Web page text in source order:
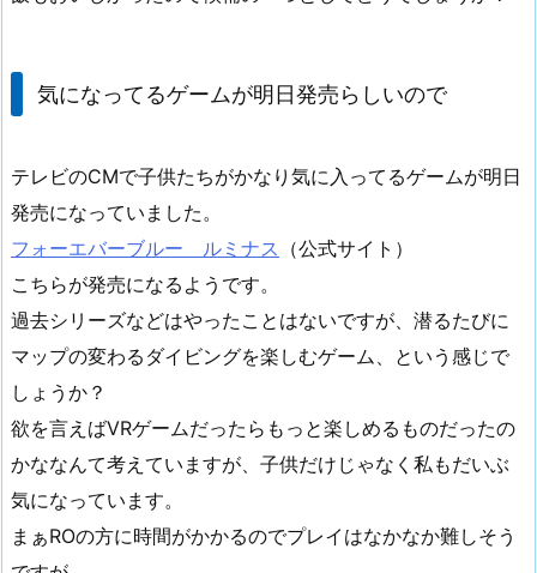
気になってるゲームが明日発売らしいので
テレビのCMで子供たちがかなり気に入ってるゲームが明日
発売になっていました。
フォーエバーブルー ルミナス （公式サイト）
こちらが発売になるようです。
過去シリーズなどはやったことはないですが、潜るたびに
マップの変わるダイビングを楽しむゲーム、という感じで
しょうか？
欲を言えばVRゲームだったらもっと楽しめるものだったの
かななんて考えていますが、子供だけじゃなく私もだいぶ
気になっています。
まぁROの方に時間がかかるのでプレイはなかなか難しそう